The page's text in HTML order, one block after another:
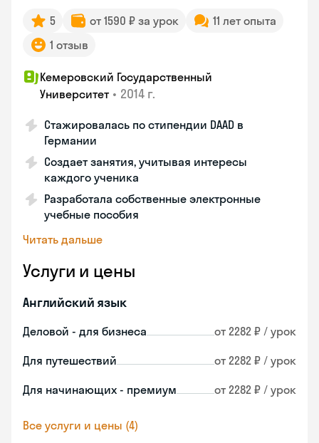
5 от 1590 ₽ за урок
11 лет опыта
1 отзыв
Кемеровский Государственный
Университет • 2014 г.
Стажировалась по стипендии DAAD в
Германии
Создает занятия, учитывая интересы
каждого ученика
Разработала собственные электронные
учебные пособия
Читать дальше
Услуги и цены
Английский язык
Деловой - для бизнеса от 2282 ₽ / урок
Для путешествий от 2282 ₽ / урок
Для начинающих - премиум от 2282 ₽ / урок
Все услуги и цены (4)